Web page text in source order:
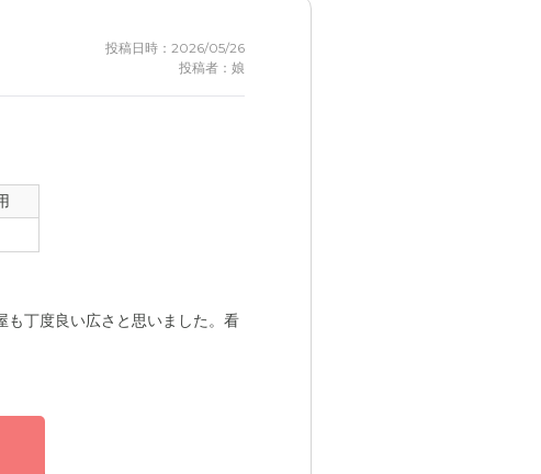
投稿日時：2026/05/26
投稿者：娘
丁度良い広さと思いました。看